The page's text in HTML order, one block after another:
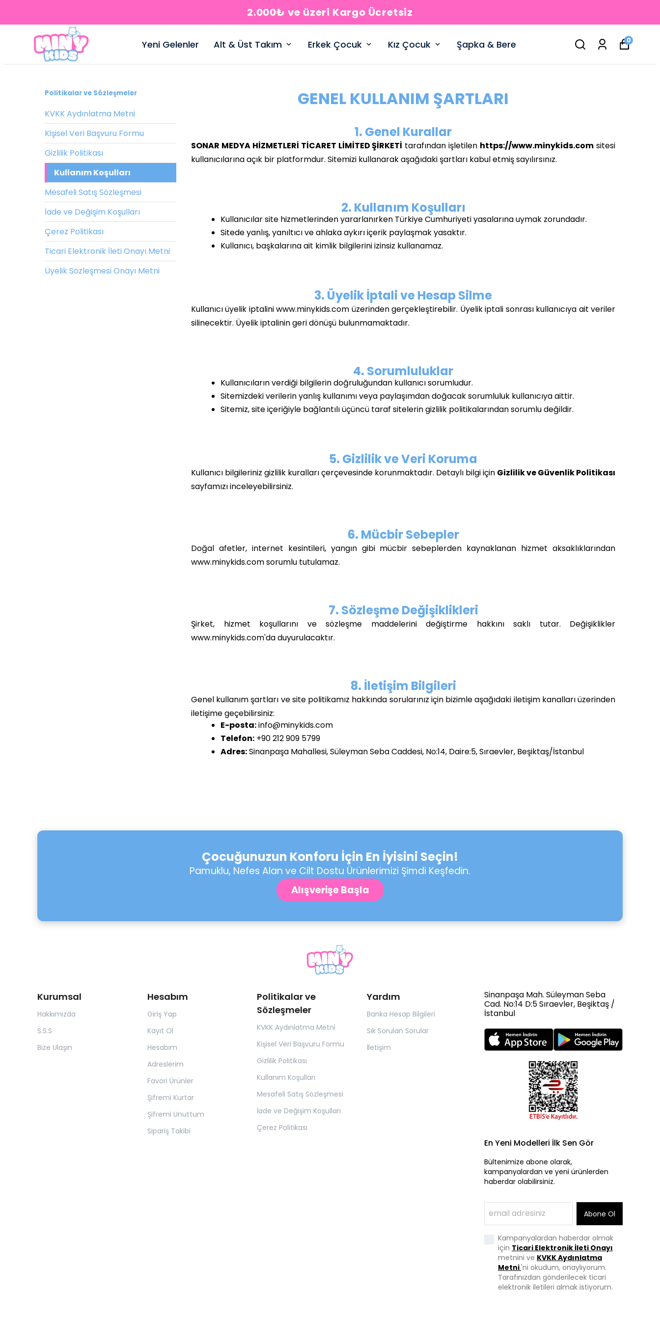
2.000₺ ve üzeri Kargo Ücretsiz
Yeni Gelenler Alt & Üst Takım Erkek Çocuk Kız Çocuk Şapka & Bere 0
Politikalar ve Sözleşmeler
KVKK Aydınlatma Metni
Kişisel Veri Başvuru Formu
Gizlilik Politikası
Kullanım Koşulları
Mesafeli Satış Sözleşmesi
İade ve Değişim Koşulları
Çerez Politikası
Ticari Elektronik İleti Onayı Metni
Üyelik Sözleşmesi Onayı Metni
GENEL KULLANIM ŞARTLARI
1. Genel Kurallar
SONAR MEDYA HİZMETLERİ TİCARET LİMİTED ŞİRKETİ tarafından işletilen https://www.minykids.com sitesi
kullanıcılarına açık bir platformdur. Sitemizi kullanarak aşağıdaki şartları kabul etmiş sayılırsınız.
2. Kullanım Koşulları
Kullanıcılar site hizmetlerinden yararlanırken Türkiye Cumhuriyeti yasalarına uymak zorundadır.
Sitede yanlış, yanıltıcı ve ahlaka aykırı içerik paylaşmak yasaktır.
Kullanıcı, başkalarına ait kimlik bilgilerini izinsiz kullanamaz.
3. Üyelik İptali ve Hesap Silme
Kullanıcı üyelik iptalini www.minykids.com üzerinden gerçekleştirebilir. Üyelik iptali sonrası kullanıcıya ait veriler
silinecektir. Üyelik iptalinin geri dönüşü bulunmamaktadır.
4. Sorumluluklar
Kullanıcıların verdiği bilgilerin doğruluğundan kullanıcı sorumludur.
Sitemizdeki verilerin yanlış kullanımı veya paylaşımdan doğacak sorumluluk kullanıcıya aittir.
Sitemiz, site içeriğiyle bağlantılı üçüncü taraf sitelerin gizlilik politikalarından sorumlu değildir.
5. Gizlilik ve Veri Koruma
Kullanıcı bilgileriniz gizlilik kuralları çerçevesinde korunmaktadır. Detaylı bilgi için Gizlilik ve Güvenlik Politikası
sayfamızı inceleyebilirsiniz.
6. Mücbir Sebepler
Doğal afetler, internet kesintileri, yangın gibi mücbir sebeplerden kaynaklanan hizmet aksaklıklarından
www.minykids.com sorumlu tutulamaz.
7. Sözleşme Değişiklikleri
Şirket, hizmet koşullarını ve sözleşme maddelerini değiştirme hakkını saklı tutar. Değişiklikler
www.minykids.com'da duyurulacaktır.
8. İletişim Bilgileri
Genel kullanım şartları ve site politikamız hakkında sorularınız için bizimle aşağıdaki iletişim kanalları üzerinden
iletişime geçebilirsiniz:
E-posta:info@minykids.com
Telefon: +90 212 909 5799
Adres:Sinanpaşa Mahallesi, Süleyman Seba Caddesi, No:14, Daire:5, Sıraevler, Beşiktaş/İstanbul
Çocuğunuzun Konforu İçin En İyisini Seçin!
Pamuklu, Nefes Alan ve Cilt Dostu Ürünlerimizi Şimdi Keşfedin.
Alışverişe Başla
Kurumsal
Hakkımızda
S.S.S
Bize Ulaşın
Hesabım
Giriş Yap
Kayıt Ol
Hesabım
Adreslerim
Favori Ürünler
Şifremi Kurtar
Şifremi Unuttum
Sipariş Takibi
Politikalar ve
Sözleşmeler
KVKK Aydınlatma Metni
Kişisel Veri Başvuru Formu
Gizlilik Politikası
Kullanım Koşulları
Mesafeli Satış Sözleşmesi
İade ve Değişim Koşulları
Çerez Politikası
Yardım
Banka Hesap Bilgileri
Sık Sorulan Sorular
İletişim
Sinanpaşa Mah. Süleyman Seba
Cad. No:14 D:5 Sıraevler, Beşiktaş /
İstanbul
En Yeni Modelleri İlk Sen Gör
Bültenimize abone olarak,
kampanyalardan ve yeni ürünlerden
haberdar olabilirsiniz.
Abone Ol
Kampanyalardan haberdar olmak
için Ticari Elektronik İleti Onayı
metnini ve KVKK Aydınlatma
Metni'ni okudum, onaylıyorum.
Tarafınızdan gönderilecek ticari
elektronik iletileri almak istiyorum.